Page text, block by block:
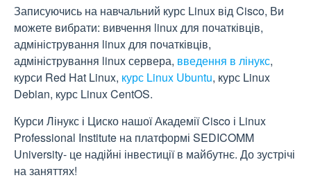
Записуючись на навчальний курс Linux від Cisco, Ви
можете вибрати: вивчення linux для початківців,
адміністрування linux для початківців,
адміністрування linux сервера, введення в лінукс,
курси Red Hat Linux, курс Linux Ubuntu, курс Linux
Debian, курс Linux CentOS.
Курси Лінукс і Циско нашої Академії Cisco і Linux
Professional Institute на платформі SEDICOMM
University- це надійні інвестиції в майбутнє. До зустрічі
на заняттях!